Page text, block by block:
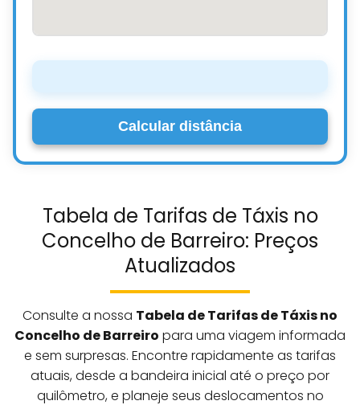
Calcular distância
Tabela de Tarifas de Táxis no
Concelho de Barreiro: Preços
Atualizados
Consulte a nossa Tabela de Tarifas de Táxis no
Concelho de Barreiro para uma viagem informada
e sem surpresas. Encontre rapidamente as tarifas
atuais, desde a bandeira inicial até o preço por
quilômetro, e planeje seus deslocamentos no